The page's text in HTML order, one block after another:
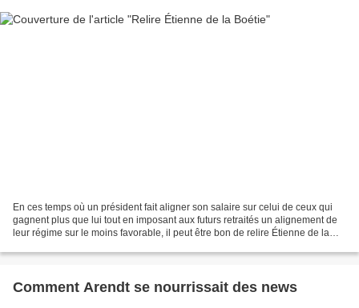
En ces temps où un président fait aligner son salaire sur celui de ceux qui
gagnent plus que lui tout en imposant aux futurs retraités un alignement de
leur régime sur le moins favorable, il peut être bon de relire Étienne de la
Comment Arendt se nourrissait des news